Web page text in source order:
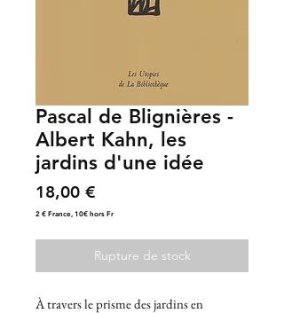
Pascal de Blignières -
Albert Kahn, les
jardins d'une idée
18,00 €
2 € France, 10€ hors Fr
Rupture de stock
À travers le prisme des jardins en